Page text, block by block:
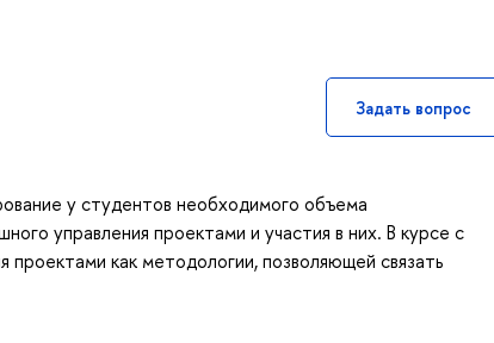
Задать вопрос
у студентов необходимого объема
управления проектами и участия в них. В курсе с
как методологии, позволяющей связать